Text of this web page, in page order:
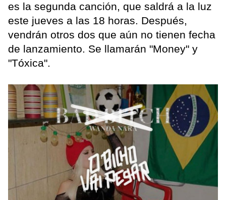
es la segunda canción, que saldrá a la luz
este jueves a las 18 horas. Después,
vendrán otros dos que aún no tienen fecha
de lanzamiento. Se llamarán "Money" y
"Tóxica".